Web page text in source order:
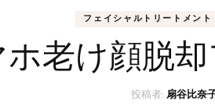
フェイシャルトリートメント
老け顔脱
投稿者:扇谷比奈